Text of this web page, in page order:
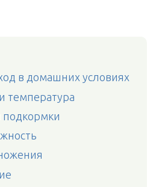
в домашних условиях
температура
подкормки